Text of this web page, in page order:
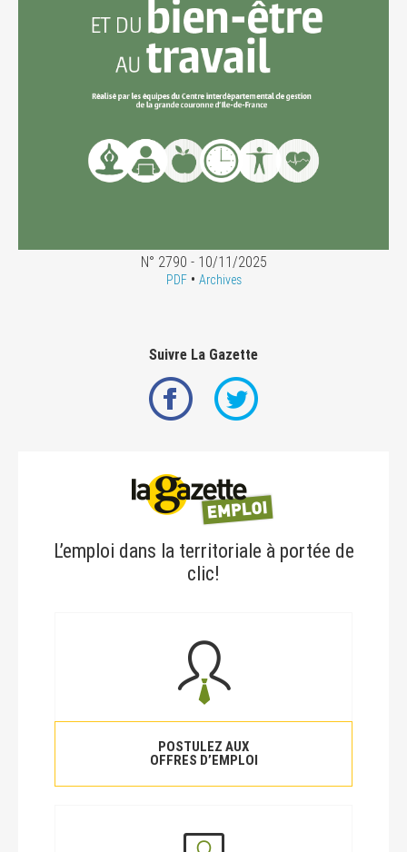
N° 2790 - 10/11/2025
PDF• Archives
Suivre La Gazette
L’emploi dans la territoriale à portée de
clic!
POSTULEZ AUX
OFFRES D’EMPLOI